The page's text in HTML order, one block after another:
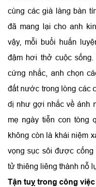
cùng các già làng bàn
đã mang lại cho anh
vậy, mỗi buổi huấn
đậm hơi thở cuộc
cứng nhắc, anh chọn
đất nước trong lòng các
dị như gợi nhắc về ánh
mẹ ngày tiễn con tòng
không còn là khái niệm
vọng sục sôi được cống
tử thiêng liêng thành nỗ
Tận tuỵ trong công việc